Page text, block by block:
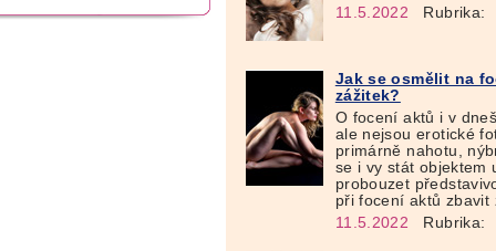
11.5.2022 Rubrika:
Jak se osmělit na
zážitek?
O focení aktů i v
ale nejsou erotické
primárně nahotu,
se i vy stát objektem
probouzet
při focení aktů zbavit
11.5.2022 Rubrika: